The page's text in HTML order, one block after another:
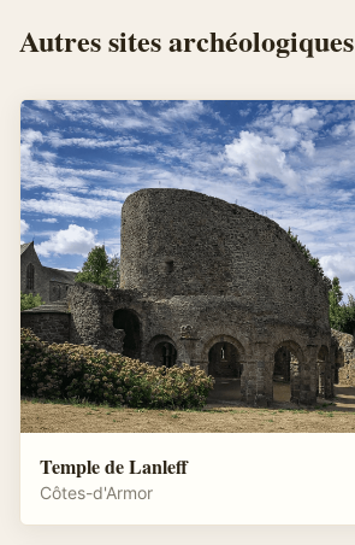
Autressites archéologiques
Temple de Lanleff
Côtes-d'Armor